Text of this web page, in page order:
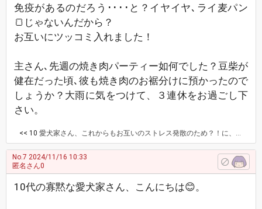
免疫があるのだろう････と？イヤイヤ､ライ麦パン
🍞じゃないんだから？
お互いにツッコミ入れました！
主さん､先週の焼き肉パーティー如何でした？豆柴が
健在だった頃､彼も焼き肉のお裾分けに預かったので
しょうか？大雨に気をつけて、３連休をお過ごし下
さい。
<< 10 愛犬家さん、これからもお互いのストレス発散のため？！に、たくさんお話していただけたらと思います、よろしくお願いいたします😌。 今は眼科にきています、明日は仕事です、、、。 今日は何を食べようか。 黒猫ちゃんとシェパードくんの食事のお話、面白いですね😄。 それではよい、週末をお過ごしください。 (@^^)/~~~
No.7 2024/11/16 10:33
匿名さん0
10代の寡黙な愛犬家さん、こんにちは😊。